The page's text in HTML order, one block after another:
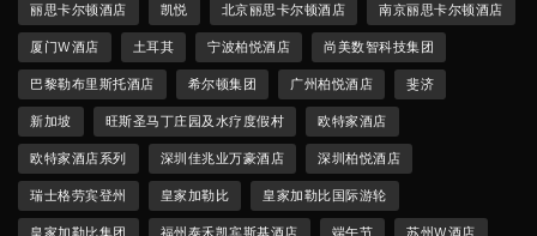
丽思卡尔顿酒店 凯悦 北京丽思卡尔顿酒店 南京丽思卡尔顿酒店
厦门W酒店 土耳其 宁波柏悦酒店 尚美数智科技集团
巴黎勒布里斯托酒店 希尔顿集团 广州柏悦酒店 斐济
新加坡 旺斯圣马丁庄园及水疗度假村 欧特家酒店
欧特家酒店系列 深圳佳兆业万豪酒店 深圳柏悦酒店
瑞士格劳宾登州 皇家加勒比 皇家加勒比国际游轮
皇家加勒比集团 福州泰禾凯宾斯基酒店 端午节 苏州W酒店